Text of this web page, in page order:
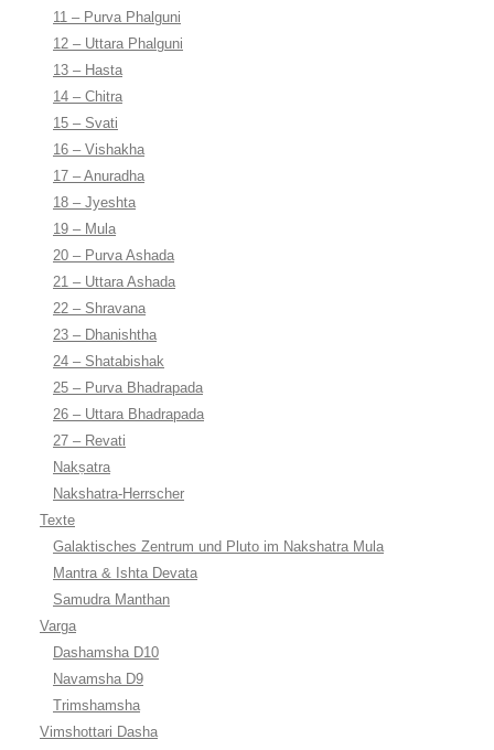
11 – Purva Phalguni
12 – Uttara Phalguni
13 – Hasta
14 – Chitra
15 – Svati
16 – Vishakha
17 – Anuradha
18 – Jyeshta
19 – Mula
20 – Purva Ashada
21 – Uttara Ashada
22 – Shravana
23 – Dhanishtha
24 – Shatabishak
25 – Purva Bhadrapada
26 – Uttara Bhadrapada
27 – Revati
Nakṣatra
Nakshatra-Herrscher
Texte
Galaktisches Zentrum und Pluto im Nakshatra Mula
Mantra & Ishta Devata
Samudra Manthan
Varga
Dashamsha D10
Navamsha D9
Trimshamsha
Vimshottari Dasha